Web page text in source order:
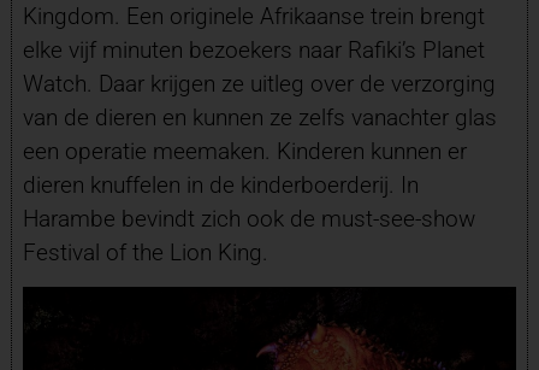
Kingdom. Een originele Afrikaanse trein brengt
elke vijf minuten bezoekers naar Rafiki’s Planet
Watch. Daar krijgen ze uitleg over de verzorging
van de dieren en kunnen ze zelfs vanachter glas
een operatie meemaken. Kinderen kunnen er
dieren knuffelen in de kinderboerderij. In
Harambe bevindt zich ook de must-see-show
Festival of the Lion King.